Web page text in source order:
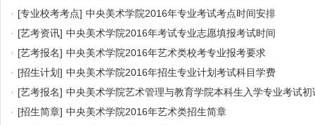
· [专业校考考点] 中央美术学院2016年专业考试考点时间安排
· [艺考资讯] 中央美术学院2016年考试专业志愿填报考试时间
· [艺考报名] 中央美术学院2016年艺术类校考专业报考要求
· [招生计划] 中央美术学院2016年招生专业计划考试科目学费
· [艺考报名] 中央美术学院艺术管理与教育学院本科生入学专业考试初
· [招生简章] 中央美术学院2016年艺术类招生简章